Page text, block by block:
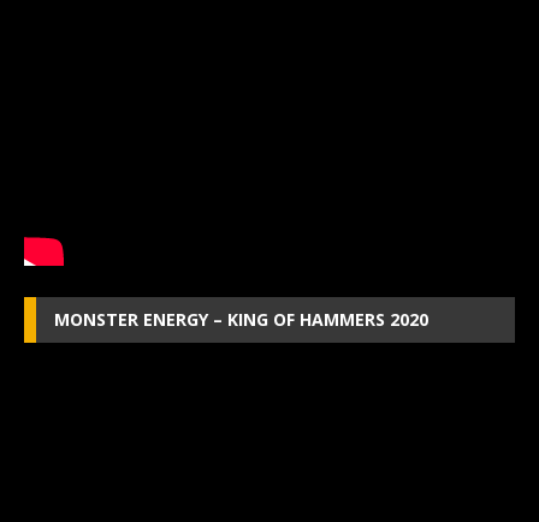
MONSTER ENERGY – KING OF HAMMERS 2020